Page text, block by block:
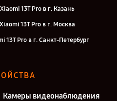
13T Pro в г. Казань
13T Pro в г. Москва
13T Pro в г. Санкт-Петербург
Камеры видеонаблюдения